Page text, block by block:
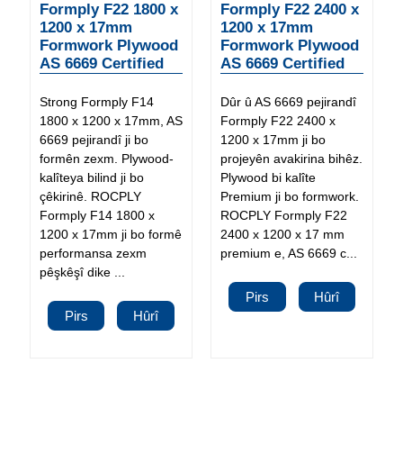
Formply F22 1800 x
1200 x 17mm
Formwork Plywood
AS 6669 Certified
Strong Formply F14
1800 x 1200 x 17mm, AS
6669 pejirandî ji bo
formên zexm. Plywood-
kalîteya bilind ji bo
çêkirinê. ROCPLY
Formply F14 1800 x
1200 x 17mm ji bo formê
performansa zexm
pêşkêşî dike ...
Pirs Hûrî
Formply F22 2400 x
1200 x 17mm
Formwork Plywood
AS 6669 Certified
Dûr û AS 6669 pejirandî
Formply F22 2400 x
1200 x 17mm ji bo
projeyên avakirina bihêz.
Plywood bi kalîte
Premium ji bo formwork.
ROCPLY Formply F22
2400 x 1200 x 17 mm
premium e, AS 6669 c...
Pirs Hûrî